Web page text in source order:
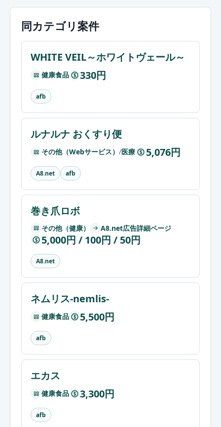
同カテゴリ案件
WHITE VEIL～ホワイトヴェール～
健康食品 $ 330円
afb
ルナルナ おくすり便
その他（Webサービス） /医療 $ 5,076円
A8.net afb
巻き爪ロボ
その他（健康） A8.net広告詳細ページ
$ 5,000円 / 100円 / 50円
A8.net
ネムリス-nemlis-
健康食品 $ 5,500円
afb
エカス
健康食品 $ 3,300円
afb